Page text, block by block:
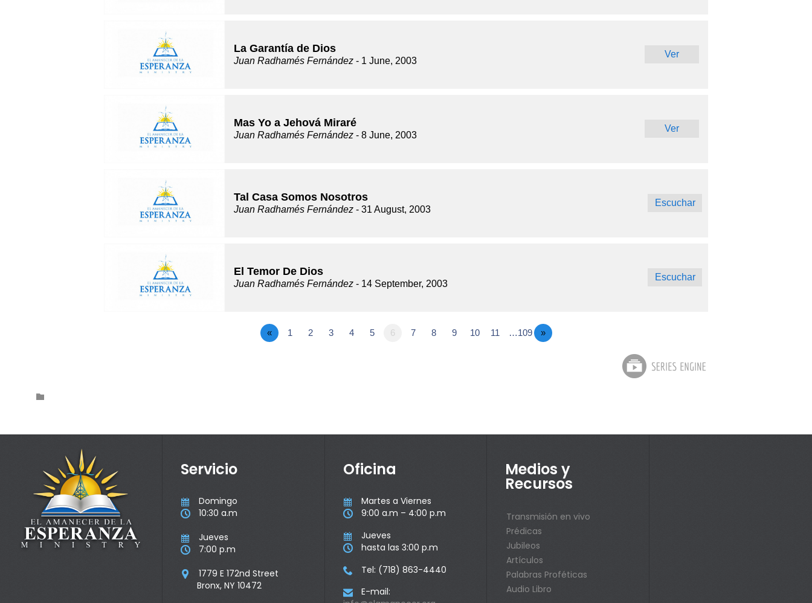
La Garantía de Dios
Juan Radhamés Fernández - 1 June, 2003
Ver
Mas Yo a Jehová Miraré
Juan Radhamés Fernández - 8 June, 2003
Ver
Tal Casa Somos Nosotros
Juan Radhamés Fernández - 31 August, 2003
Escuchar
El Temor De Dios
Juan Radhamés Fernández - 14 September, 2003
Escuchar
« 1 2 3 4 5 6 7 8 9 10 11 …109 »

Servicio
 Domingo
 10:30 a.m
 Jueves
 7:00 p.m

1779 E 172nd Street
Bronx, NY 10472
Oficina
 Martes a Viernes
 9:00 a.m – 4:00 p.m
 Jueves
 hasta las 3:00 p.m
 Tel: (718) 863-4440

E-mail:
Medios y
Recursos
Transmisión en vivo
Prédicas
Jubileos
Artículos
Palabras Proféticas
Audio Libro